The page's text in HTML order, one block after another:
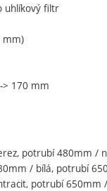
uhlíkový filtr
mm)
170 mm
potrubí 480mm /
/ bílá, potrubí
potrubí 650mm